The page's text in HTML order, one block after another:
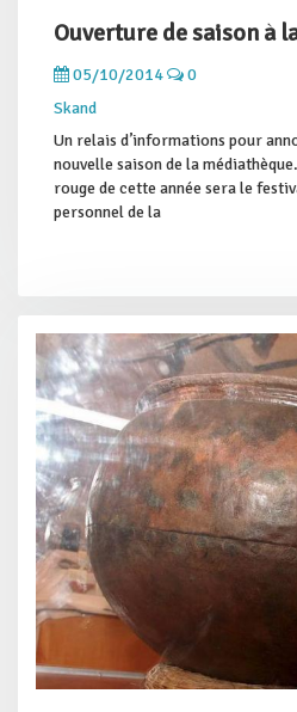
Ouverture de saison à
05/10/2014
0
Skand
Un relais d’informations pour
nouvelle saison de la
rouge de cette année sera le
personnel de la